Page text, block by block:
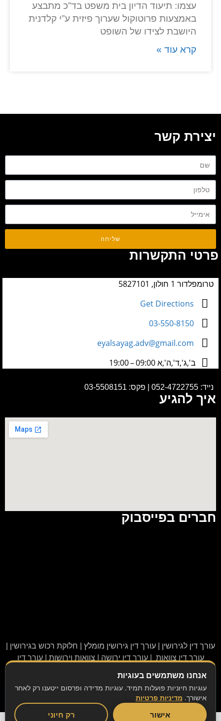
עצמו: תיעוד הדיון בית משפט בד”כ מתבצע
באמצעות פרוטוקול שערוך פיזית ע”י קלדנית
היושבת לצידו של השופט
קרא עוד »
יצירת קשר
שליחה
פרטי התקשרות
טרומפלדור 1 חולון, 5827101
Get Directions
03-550-8150
eyalsayag.adv@gmail.com
ב',ג',ד',ה',א 09:00 – 19:00
נייד: 052-4722755 פקס: 03-5508151
איך להגיע
חברים בפייסבוק
עורך דין לגירושין | עורך דין גירושין מומלץ | חלוקת רכוש בגירושין |
עורך דין צוואות | עורך דין ירושה | צוואות וירושות | עורך דין
קידום אתרים לעורכי דין Avinu.co.il
אנחנו משתמשים בעוגיות
עוגיות חיוניות פועלות תמיד. עוגיות מדידה ופרסום ייטענו רק לאחר
אישורך. מדיניות פרטיות
אישור רק חיוני